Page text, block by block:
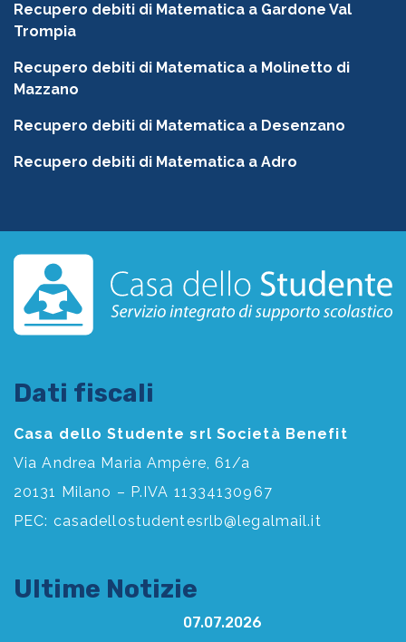
Recupero debiti di Matematica a Gardone Val
Trompia
Recupero debiti di Matematica a Molinetto di
Mazzano
Recupero debiti di Matematica a Desenzano
Recupero debiti di Matematica a Adro
Dati fiscali
Casa dello Studente srl Società Benefit
Via Andrea Maria Ampère, 61/a
20131 Milano – P.IVA 11334130967
PEC: casadellostudentesrlb@legalmail.it
Ultime Notizie
07.07.2026